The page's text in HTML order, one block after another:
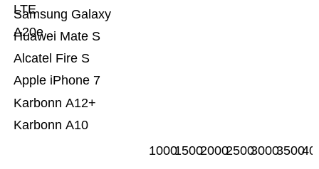
Karbonn A10
Karbonn A12+
Apple iPhone 7
Alcatel Fire S
Huawei Mate S
Samsung Galaxy
A20e
LTE
100015002000250030003500